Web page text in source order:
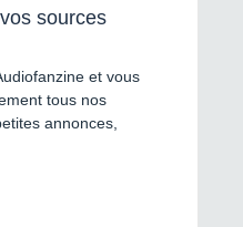
sources
et vous
tous nos
annonces,